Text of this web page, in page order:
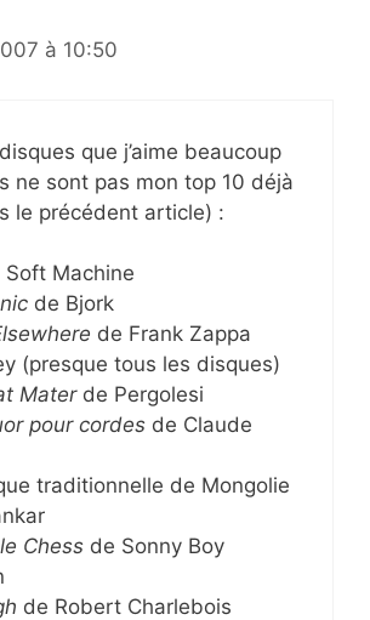
à 10:50
que j’aime beaucoup
ne sont pas mon top 10 déjà
le précédent article) :
Soft Machine
de Bjork
de Frank Zappa
(presque tous les disques)
Materde Pergolesi
pour cordes de Claude
traditionnelle de Mongolie
Chess de Sonny Boy
de Robert Charlebois